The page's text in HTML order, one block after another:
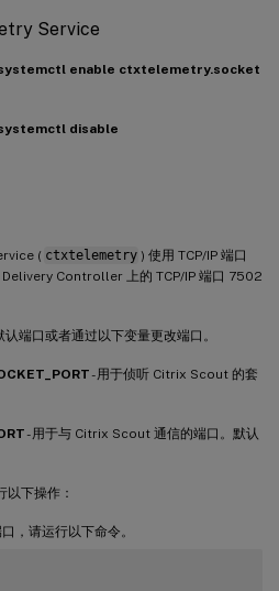
Service
enable ctxtelemetry.socket
disable
( ctxtelemetry ) 使用 TCP/IP 端口
Controller 上的 TCP/IP 端口 7502
端口或者通过以下变量更改端口。
- 用于侦听 Citrix Scout 的套
- 用于与 Citrix Scout 通信的端口。默认
以下操作：
，请运行以下命令。